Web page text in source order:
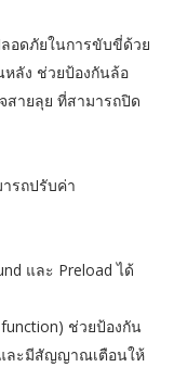
ลอดภัยในการขับขี่ด้วย
หลัง ช่วยป้องกันล้อ
สายลุย ที่สามารถปิด
รถปรับค่า
และ Preload ได้
ช่วยป้องกัน
ละมีสัญญาณเตือนให้